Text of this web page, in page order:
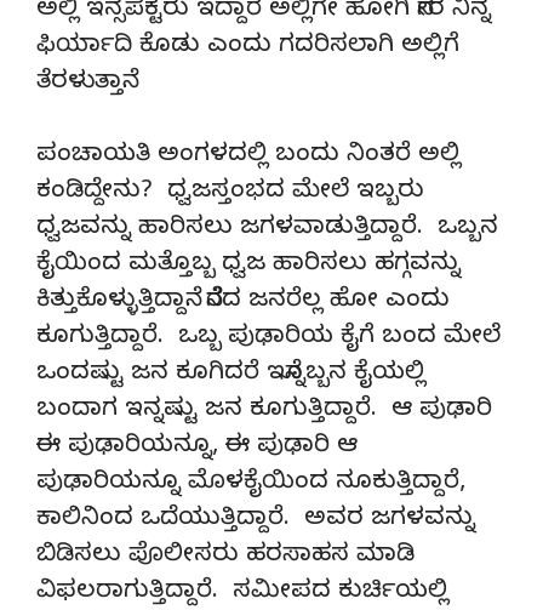
ಅಲ್ಲಿ ಇನ್ಸಪೆಕ್ಟರು ಇದ್ದಾರೆ ಅಲ್ಲಿಗೇ ಹೋಗಿ ನೇರ ನಿನ್ನ
ಫಿರ್ಯಾದಿ ಕೊಡು ಎಂದು ಗದರಿಸಲಾಗಿ ಅಲ್ಲಿಗೆ
ತೆರಳುತ್ತಾನೆ.
ಪಂಚಾಯತಿ ಅಂಗಳದಲ್ಲಿ ಬಂದು ನಿಂತರೆ ಅಲ್ಲಿ
ಕಂಡಿದ್ದೇನು? ಧ್ವಜಸ್ತಂಭದ ಮೇಲೆ ಇಬ್ಬರು
ಧ್ವಜವನ್ನು ಹಾರಿಸಲು ಜಗಳವಾಡುತ್ತಿದ್ದಾರೆ. ಒಬ್ಬನ
ಕೈಯಿಂದ ಮತ್ತೊಬ್ಬ ಧ್ವಜ ಹಾರಿಸಲು ಹಗ್ಗವನ್ನು
ಕಿತ್ತುಕೊಳ್ಳುತ್ತಿದ್ದಾನೆ. ನೆರೆದ ಜನರೆಲ್ಲ ಹೋ ಎಂದು
ಕೂಗುತ್ತಿದ್ದಾರೆ. ಒಬ್ಬ ಪುಢಾರಿಯ ಕೈಗೆ ಬಂದ ಮೇಲೆ
ಒಂದಷ್ಟು ಜನ ಕೂಗಿದರೆ ಇನ್ನೊಬ್ಬನ ಕೈಯಲ್ಲಿ
ಬಂದಾಗ ಇನ್ನಷ್ಟು ಜನ ಕೂಗುತ್ತಿದ್ದಾರೆ. ಆ ಪುಢಾರಿ
ಈ ಪುಢಾರಿಯನ್ನೂ, ಈ ಪುಢಾರಿ ಆ
ಪುಢಾರಿಯನ್ನೂ ಮೊಳಕೈಯಿಂದ ನೂಕುತ್ತಿದ್ದಾರೆ,
ಕಾಲಿನಿಂದ ಒದೆಯುತ್ತಿದ್ದಾರೆ. ಅವರ ಜಗಳವನ್ನು
ಬಿಡಿಸಲು ಪೊಲೀಸರು ಹರಸಾಹಸ ಮಾಡಿ
ವಿಫಲರಾಗುತ್ತಿದ್ದಾರೆ. ಸಮೀಪದ ಕುರ್ಚಿಯಲ್ಲಿ